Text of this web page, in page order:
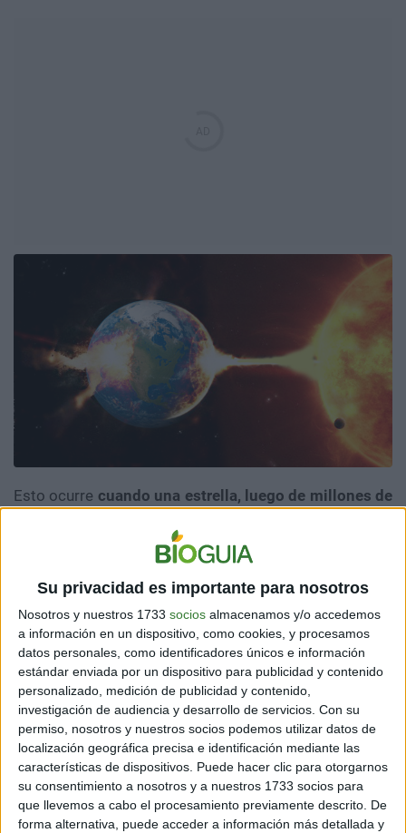
Su privacidad es importante para nosotros
Nosotros y nuestros 1733 socios almacenamos y/o accedemos
a información en un dispositivo, como cookies, y procesamos
datos personales, como identificadores únicos e información
estándar enviada por un dispositivo para publicidad y contenido
personalizado, medición de publicidad y contenido,
investigación de audiencia y desarrollo de servicios. Con su
permiso, nosotros y nuestros socios podemos utilizar datos de
localización geográfica precisa e identificación mediante las
características de dispositivos. Puede hacer clic para otorgarnos
su consentimiento a nosotros y a nuestros 1733 socios para
que llevemos a cabo el procesamiento previamente descrito. De
forma alternativa, puede acceder a información más detallada y
Esto ocurre cuando una estrella, luego de millones de
años de desarrollo, se hace tan grande que termina
“comiéndose” a los planetas que orbitan a su
Estos fenómenos han sido explicados por
estableció fecha para que ocurra en nuestro sistema
solar:
Según Cristian, esto ocurre cuando los
planetas orbitan alrededor de las estrellas
por periodos cortos, lo que provoca que
terminen siendo absorbidos. Este
científico ha establecido que esto
ocurrirá en unos 5.000 millones de años.